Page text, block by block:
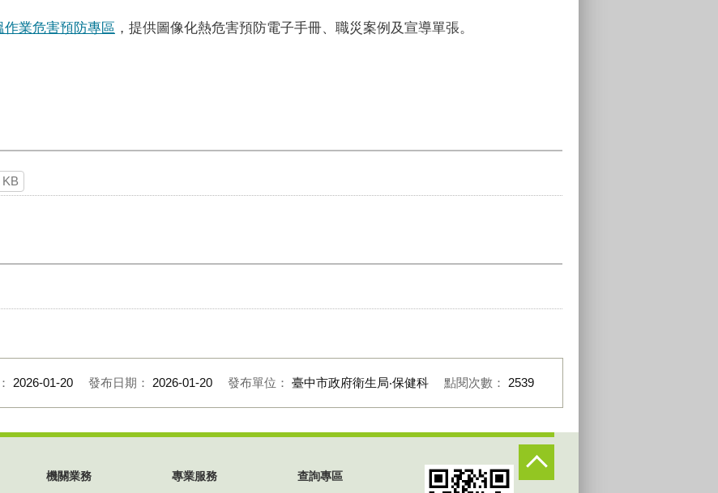
業危害預防專區 ，提供圖像化熱危害預防電子手冊、職災案例及宣導單張。
KB
2026-01-20 發布日期： 2026-01-20 發布單位： 臺中市政府衛生局‧保健科 點閱次數： 2539
機關業務 專業服務 查詢專區